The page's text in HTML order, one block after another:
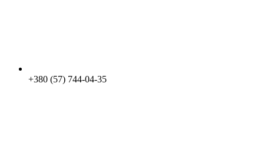
+380 (57) 744-04-35